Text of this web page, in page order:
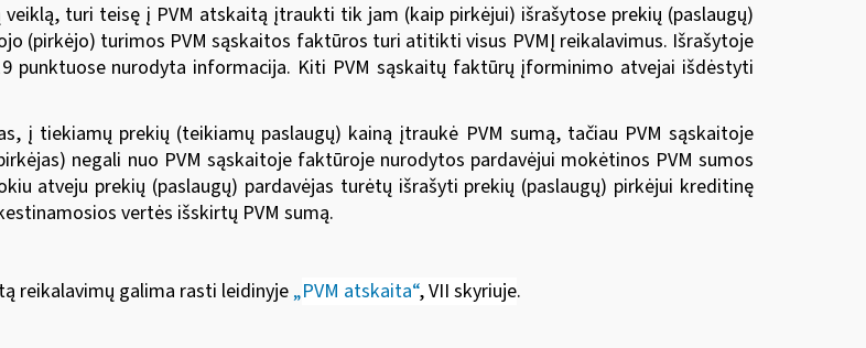
turi teisę į PVM atskaitą įtraukti tik jam (kaip pirkėjui) išrašytose prekių (paslaugų)
(pirkėjo) turimos PVM sąskaitos faktūros turi atitikti visus PVMĮ reikalavimus. Išrašytoje
punktuose nurodyta informacija. Kiti PVM sąskaitų faktūrų įforminimo atvejai išdėstyti
į tiekiamų prekių (teikiamų paslaugų) kainą įtraukė PVM sumą, tačiau PVM sąskaitoje
negali nuo PVM sąskaitoje faktūroje nurodytos pardavėjui mokėtinos PVM sumos
atveju prekių (paslaugų) pardavėjas turėtų išrašyti prekių (paslaugų) pirkėjui kreditinę
vertės išskirtų PVM sumą.
reikalavimų galima rasti leidinyje„PVM atskaita“, VII skyriuje.